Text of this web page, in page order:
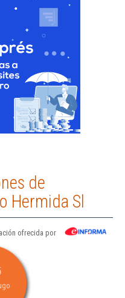
de
Hermida Sl
ofrecida por